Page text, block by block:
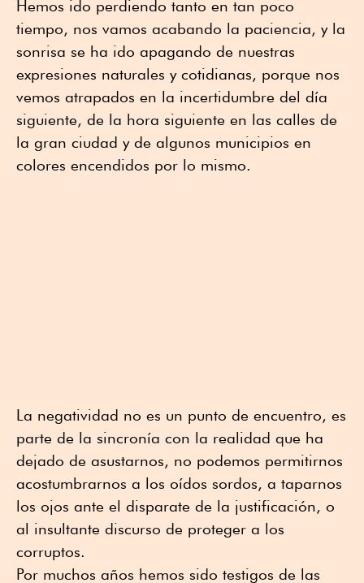
Hemos ido perdiendo tanto en tan poco
tiempo, nos vamos acabando la paciencia, y la
sonrisa se ha ido apagando de nuestras
expresiones naturales y cotidianas, porque nos
vemos atrapados en la incertidumbre del día
siguiente, de la hora siguiente en las calles de
la gran ciudad y de algunos municipios en
colores encendidos por lo mismo.
La negatividad no es un punto de encuentro, es
parte de la sincronía con la realidad que ha
dejado de asustarnos, no podemos permitirnos
acostumbrarnos a los oídos sordos, a taparnos
los ojos ante el disparate de la justificación, o
al insultante discurso de proteger a los
corruptos.
Por muchos años hemos sido testigos de las